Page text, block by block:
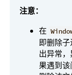
注意：
在
即删除
出异常
果遇到